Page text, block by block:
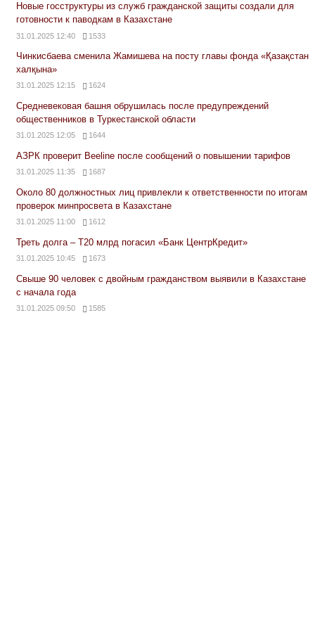
Новые госструктуры из служб гражданской защиты создали для
готовности к паводкам в Казахстане
31.01.2025 12:40 1533
Чинкисбаева сменила Жамишева на посту главы фонда «Қазақстан
халқына»
31.01.2025 12:15 1624
Средневековая башня обрушилась после предупреждений
общественников в Туркестанской области
31.01.2025 12:05 1644
АЗРК проверит Beeline после сообщений о повышении тарифов
31.01.2025 11:35 1687
Около 80 должностных лиц привлекли к ответственности по итогам
проверок минпросвета в Казахстане
31.01.2025 11:00 1612
Треть долга – Т20 млрд погасил «Банк ЦентрКредит»
31.01.2025 10:45 1673
Свыше 90 человек с двойным гражданством выявили в Казахстане
с начала года
31.01.2025 09:50 1585